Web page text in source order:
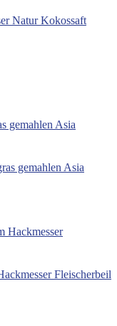
Natur Kokossaft
gemahlen Asia
Fleischerbeil